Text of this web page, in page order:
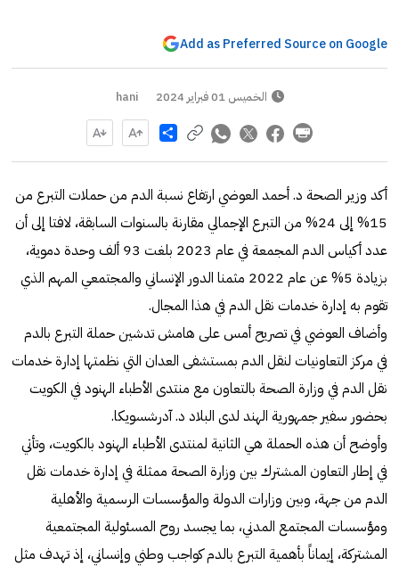
Add as Preferred Source on Google
الخميس 01 فبراير 2024 hani
Share
أكد وزير الصحة د. أحمد العوضي ارتفاع نسبة الدم من حملات التبرع من
15% إلى 24% من التبرع الإجمالي مقارنة بالسنوات السابقة، لافتا إلى أن
عدد أكياس الدم المجمعة في عام 2023 بلغت 93 ألف وحدة دموية،
بزيادة 5% عن عام 2022 مثمنا الدور الإنساني والمجتمعي المهم الذي
تقوم به إدارة خدمات نقل الدم في هذا المجال.
وأضاف العوضي في تصريح أمس على هامش تدشين حملة التبرع بالدم
في مركز التعاونيات لنقل الدم بمستشفى العدان التي نظمتها إدارة خدمات
نقل الدم في وزارة الصحة بالتعاون مع منتدى الأطباء الهنود في الكويت
بحضور سفير جمهورية الهند لدى البلاد د. آدرشسويكا.
وأوضح أن هذه الحملة هي الثانية لمنتدى الأطباء الهنود بالكويت، وتأتي
في إطار التعاون المشترك بين وزارة الصحة ممثلة في إدارة خدمات نقل
الدم من جهة، وبين وزارات الدولة والمؤسسات الرسمية والأهلية
ومؤسسات المجتمع المدني، بما يجسد روح المسئولية المجتمعية
المشتركة، إيماناً بأهمية التبرع بالدم كواجب وطني وإنساني، إذ تهدف مثل